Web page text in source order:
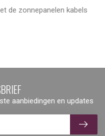
de zonnepanelen kabels
aanbiedingen en updates